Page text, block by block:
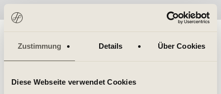
Zustimmung Details Über Cookies
Diese Webseite verwendet Cookies